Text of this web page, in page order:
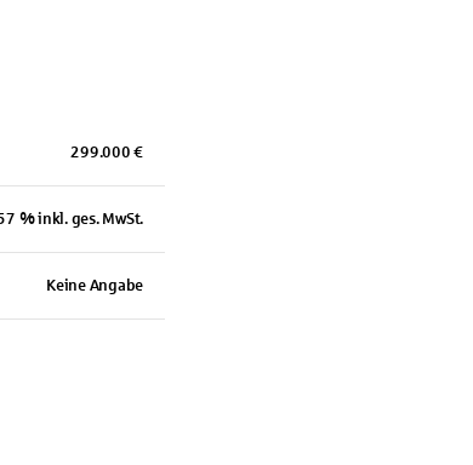
299.000 €
% inkl. ges. MwSt.
Keine Angabe